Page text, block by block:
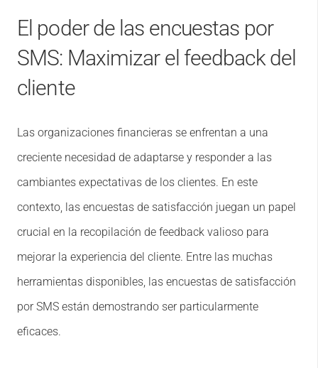
El poder de las encuestas por
SMS: Maximizar el feedback del
cliente
Las organizaciones financieras se enfrentan a una
creciente necesidad de adaptarse y responder a las
cambiantes expectativas de los clientes. En este
contexto, las encuestas de satisfacción juegan un papel
crucial en la recopilación de feedback valioso para
mejorar la experiencia del cliente. Entre las muchas
herramientas disponibles, las encuestas de satisfacción
por SMS están demostrando ser particularmente
eficaces.